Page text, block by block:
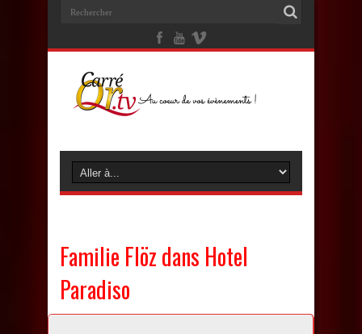
Familie Flöz dans Hotel
Paradiso